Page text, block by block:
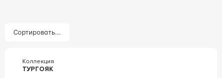
Сортировать...
Коллекция
ТУРГОЯК